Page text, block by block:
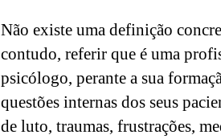
Não existe uma definição
contudo, referir que é uma
psicólogo, perante a sua
questões internas dos seus
de luto, traumas, frustrações,